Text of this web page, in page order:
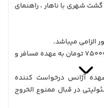
شهری با ناهار ، راهنمای
الزامی میباشد.
برای افراد بالای 60 سال بیمه مبلغ 75000 تومان به عهده مسافر و
آژانس درخواست کننده
در قبال ممنوع الخروج